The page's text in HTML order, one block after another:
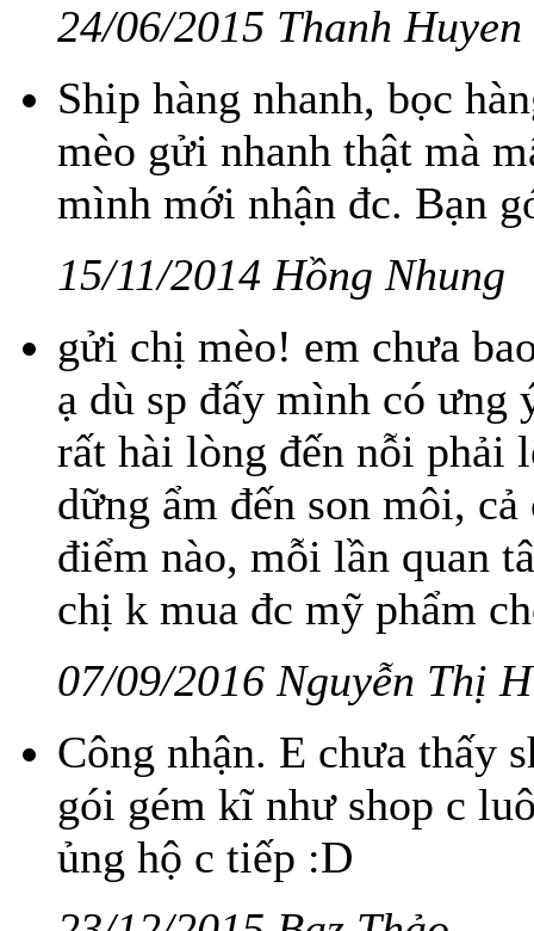
24/06/2015 Thanh Huyen
Ship hàng nhanh, bọc
mèo gửi nhanh thật mà
mình mới nhận đc. Bạn
15/11/2014 Hồng Nhung
gửi chị mèo! em chưa
ạ dù sp đấy mình có ưng
rất hài lòng đến nỗi phải
dững ẩm đến son môi,
điểm nào, mỗi lần quan
chị k mua đc mỹ phẩm
07/09/2016 Nguyễn Thị
Công nhận. E chưa thấy
gói gém kĩ như shop c
ủng hộ c tiếp :D